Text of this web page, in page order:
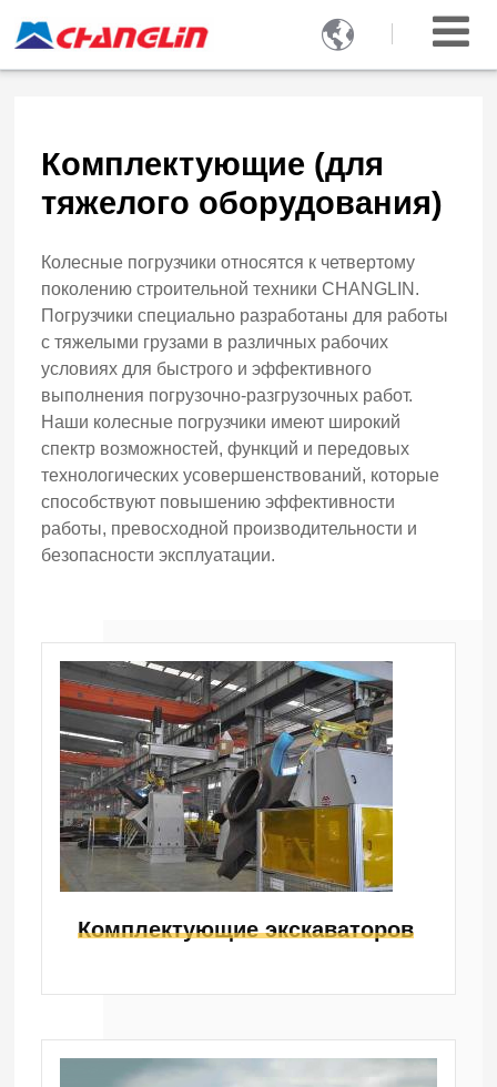

Комплектующие (для
тяжелого оборудования)
Колесные погрузчики относятся к четвертому
поколению строительной техники CHANGLIN.
Погрузчики специально разработаны для работы
с тяжелыми грузами в различных рабочих
условиях для быстрого и эффективного
выполнения погрузочно-разгрузочных работ.
Наши колесные погрузчики имеют широкий
спектр возможностей, функций и передовых
технологических усовершенствований, которые
способствуют повышению эффективности
работы, превосходной производительности и
безопасности эксплуатации.
Комплектующие экскаваторов